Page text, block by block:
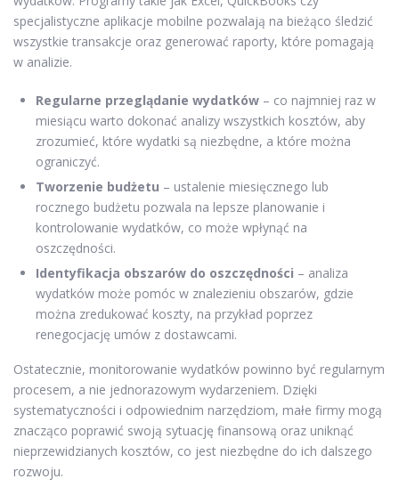
specjalistyczne aplikacje mobilne pozwalają na bieżąco śledzić
wszystkie transakcje oraz generować raporty, które pomagają
w analizie.
Regularne przeglądanie wydatków – co najmniej raz w
miesiącu warto dokonać analizy wszystkich kosztów, aby
zrozumieć, które wydatki są niezbędne, a które można
ograniczyć.
Tworzenie budżetu – ustalenie miesięcznego lub
rocznego budżetu pozwala na lepsze planowanie i
kontrolowanie wydatków, co może wpłynąć na
oszczędności.
Identyfikacja obszarów do oszczędności – analiza
wydatków może pomóc w znalezieniu obszarów, gdzie
można zredukować koszty, na przykład poprzez
renegocjację umów z dostawcami.
Ostatecznie, monitorowanie wydatków powinno być regularnym
procesem, a nie jednorazowym wydarzeniem. Dzięki
systematyczności i odpowiednim narzędziom, małe firmy mogą
znacząco poprawić swoją sytuację finansową oraz uniknąć
nieprzewidzianych kosztów, co jest niezbędne do ich dalszego
rozwoju.